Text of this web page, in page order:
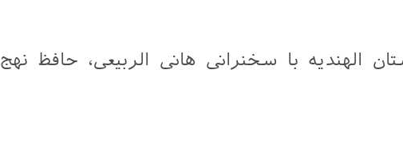
الهندیه با سخنرانی هانی الربیعی، حافظ نهج